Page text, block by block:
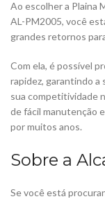
Ao escolher a Plaina
AL-PM2005, você
grandes retornos
Com ela, é possível
rapidez, garantindo a
sua competitividade
de fácil manutenção
por muitos anos.
Sobre a
Se você está